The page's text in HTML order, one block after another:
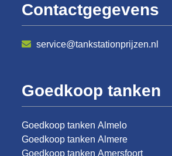
Contactgegevens
service@tankstationprijzen.nl
Goedkoop tanken
Goedkoop tanken Almelo
Goedkoop tanken Almere
Goedkoop tanken Amersfoort